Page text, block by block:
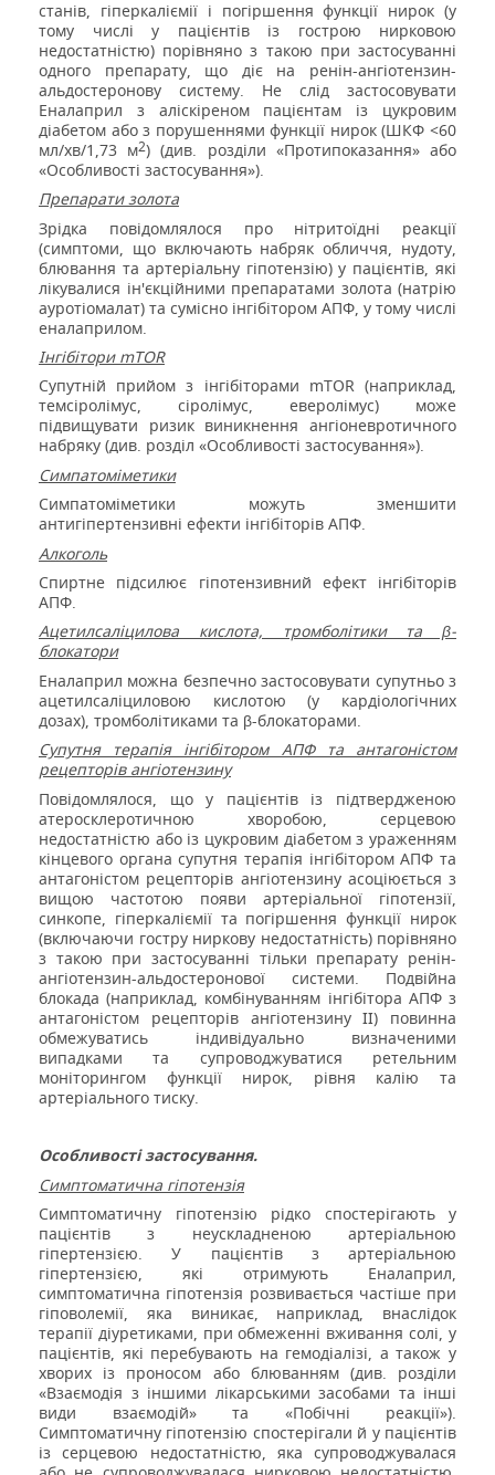
станів, гіперкаліємії і погіршення функції нирок (у
тому числі у пацієнтів із гострою нирковою
недостатністю) порівняно з такою при застосуванні
одного препарату, що діє на ренін-ангіотензин-
альдостеронову систему. Не слід застосовувати
Еналаприл з аліскіреном пацієнтам із цукровим
діабетом або з порушеннями функції нирок (ШКФ <60
мл/хв/1,73 м2) (див. розділи «Протипоказання» або
«Особливості застосування»).
Препарати золота
Зрідка повідомлялося про нітритоїдні реакції
(симптоми, що включають набряк обличчя, нудоту,
блювання та артеріальну гіпотензію) у пацієнтів, які
лікувалися ін'єкційними препаратами золота (натрію
ауротіомалат) та сумісно інгібітором АПФ, у тому числі
еналаприлом.
Інгібітори mTOR
Супутній прийом з інгібіторами mTOR(наприклад,
темсіролімус, сіролімус, еверолімус) може
підвищувати ризик виникнення ангіоневротичного
набряку (див. розділ «Особливості застосування»).
Симпатоміметики
Симпатоміметики можуть зменшити
антигіпертензивні ефекти інгібіторів АПФ.
Алкоголь
Спиртне підсилює гіпотензивний ефект інгібіторів
АПФ.
Ацетилсаліцилова кислота, тромболітики та β-
блокатори
Еналаприл можна безпечно застосовувати супутньо з
ацетилсаліциловою кислотою (у кардіологічних
дозах), тромболітиками та β-блокаторами.
Супутня терапія інгібітором АПФ та антагоністом
рецепторів ангіотензину
Повідомлялося, що у пацієнтів із підтвердженою
атеросклеротичною хворобою, серцевою
недостатністю або із цукровим діабетом з ураженням
кінцевого органа супутня терапія інгібітором АПФ та
антагоністом рецепторів ангіотензину асоціюється з
вищою частотою появи артеріальної гіпотензії,
синкопе, гіперкаліємії та погіршення функції нирок
(включаючи гостру ниркову недостатність) порівняно
з такою при застосуванні тільки препарату ренін-
ангіотензин-альдостеронової системи. Подвійна
блокада (наприклад, комбінуванням інгібітора АПФ з
антагоністом рецепторів ангіотензину ІІ) повинна
обмежуватись індивідуально визначеними
випадками та супроводжуватися ретельним
моніторингом функції нирок, рівня калію та
артеріального тиску.
Особливості застосування.
Симптоматична гіпотензія
Симптоматичну гіпотензію рідко спостерігають у
пацієнтів з неускладненою артеріальною
гіпертензією. У пацієнтів з артеріальною
гіпертензією, які отримують Еналаприл,
симптоматична гіпотензія розвивається частіше при
гіповолемії, яка виникає, наприклад, внаслідок
терапії діуретиками, при обмеженні вживання солі, у
пацієнтів, які перебувають на гемодіалізі, а також у
хворих із проносом або блюванням (див. розділи
«Взаємодія з іншими лікарськими засобами та інші
види взаємодій» та «Побічні реакції»).
Симптоматичну гіпотензію спостерігали й у пацієнтів
із серцевою недостатністю, яка супроводжувалася